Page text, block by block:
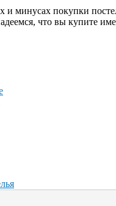
и минусах покупки
что вы купите